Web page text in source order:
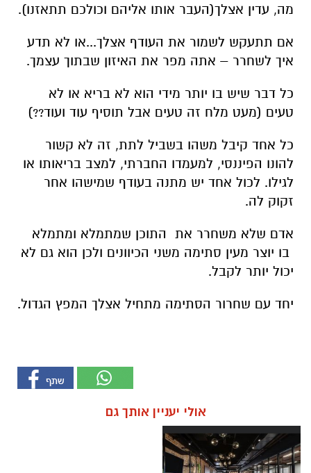
מה, עדין אצלך(העבר אותו אליהם וכולכם תתאזנו).
אם תתעקש לשמור את העודף אצלך...או לא תדע
איך לשחרר – אתה מפר את האיזון שבתוך עצמך.
כל דבר שיש בו יותר מידי הוא לא בריא או לא
טעים (מעט מלח זה טעים אבל תוסיף עוד ועוד??)
כל אחד קיבל משהו בשביל לתת, זה לא קשור
להונו הפיננסי, למעמדו החברתי, למצב בריאותו או
לגילו. לכול אחד יש מתנה בעודף שמישהו אחר
זקוק לה.
אדם שלא משחרר את התוכן שמתמלא ומתמלא
בו יוצר מעין סתימה משני הכיוונים ולכן הוא גם לא
יכול יותר לקבל.
יחד עם שחרור הסתימה מתחיל אצלך המפץ הגדול.
אולי יעניין אותך גם